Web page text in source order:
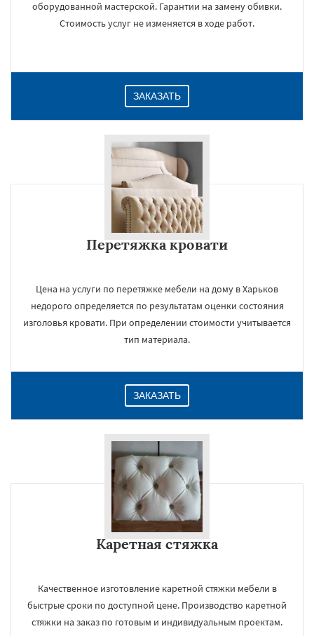
оборудованной мастерской. Гарантии на замену обивки.
Стоимость услуг не изменяется в ходе работ.
ЗАКАЗАТЬ
Перетяжка кровати
Цена на услуги по перетяжке мебели на дому в Харьков
недорого определяется по результатам оценки состояния
изголовья кровати. При определении стоимости учитывается
тип материала.
ЗАКАЗАТЬ
Каретная стяжка
Качественное изготовление каретной стяжки мебели в
быстрые сроки по доступной цене. Производство каретной
стяжки на заказ по готовым и индивидуальным проектам.